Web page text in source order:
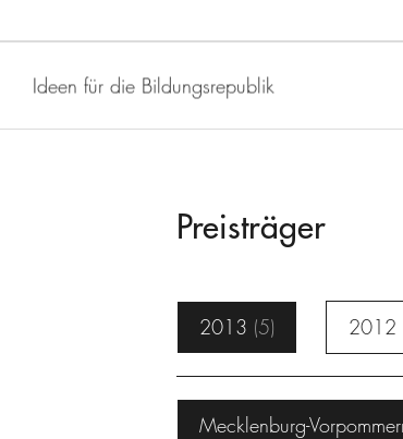
Ideen für die Bildungsrepublik
Preisträger
2013 5 2012
Mecklenburg-